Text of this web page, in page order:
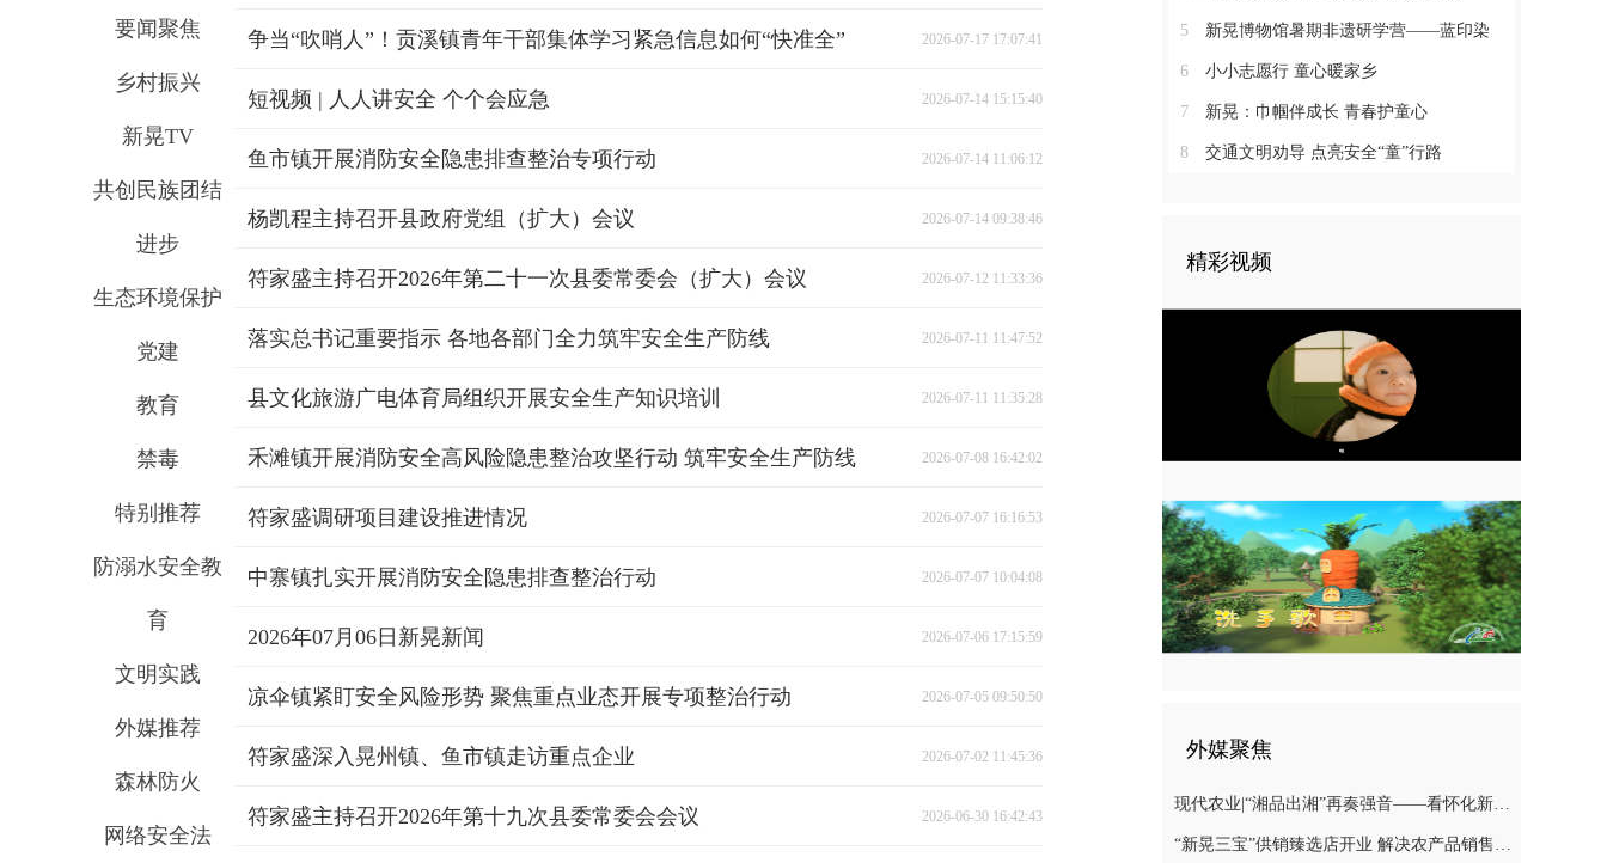
要闻聚焦
乡村振兴
新晃TV
共创民族团结
进步
生态环境保护
党建
教育
禁毒
特别推荐
防溺水安全教
育
文明实践
外媒推荐
森林防火
网络安全法
争当“吹哨人”！贡溪镇青年干部集体学习紧急信息如何“快准全” 2026-07-17 17:07:41
短视频 | 人人讲安全 个个会应急 2026-07-14 15:15:40
鱼市镇开展消防安全隐患排查整治专项行动 2026-07-14 11:06:12
杨凯程主持召开县政府党组（扩大）会议 2026-07-14 09:38:46
符家盛主持召开2026年第二十一次县委常委会（扩大）会议 2026-07-12 11:33:36
落实总书记重要指示 各地各部门全力筑牢安全生产防线 2026-07-11 11:47:52
县文化旅游广电体育局组织开展安全生产知识培训 2026-07-11 11:35:28
禾滩镇开展消防安全高风险隐患整治攻坚行动 筑牢安全生产防线 2026-07-08 16:42:02
符家盛调研项目建设推进情况 2026-07-07 16:16:53
中寨镇扎实开展消防安全隐患排查整治行动 2026-07-07 10:04:08
2026年07月06日新晃新闻 2026-07-06 17:15:59
凉伞镇紧盯安全风险形势 聚焦重点业态开展专项整治行动 2026-07-05 09:50:50
符家盛深入晃州镇、鱼市镇走访重点企业 2026-07-02 11:45:36
符家盛主持召开2026年第十九次县委常委会会议 2026-06-30 16:42:43
5 新晃博物馆暑期非遗研学营——蓝印染
6 小小志愿行 童心暖家乡
7 新晃：巾帼伴成长 青春护童心
8 交通文明劝导 点亮安全“童”行路
精彩视频
外媒聚焦
现代农业|“湘品出湘”再奏强音——看怀化新晃黄精曼谷签单背后的“强链密码”
“新晃三宝”供销臻选店开业 解决农产品销售难题